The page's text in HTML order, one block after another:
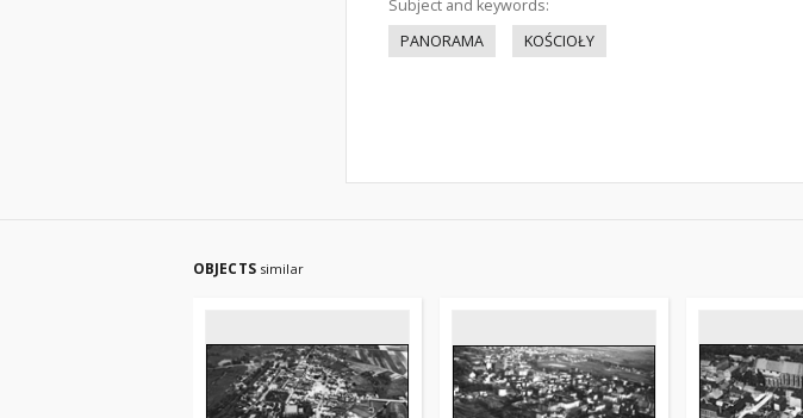
Subject and keywords:
PANORAMA
KOŚCIOŁY
OBJECTS similar